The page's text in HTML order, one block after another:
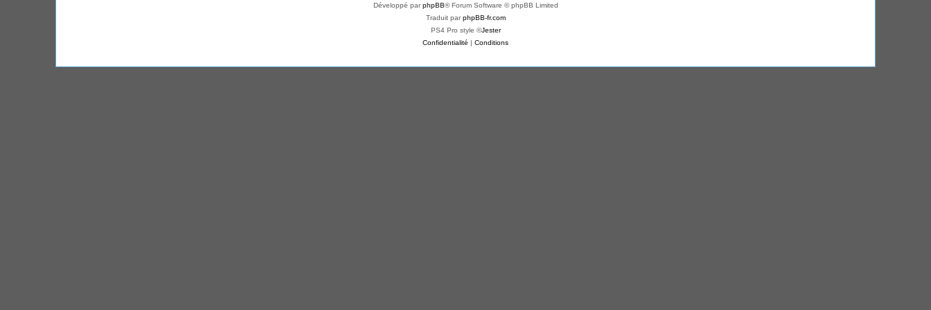
Développé parphpBB® Forum Software © phpBB Limited
Traduit parphpBB-fr.com
PS4 Pro style ©Jester
Confidentialité | Conditions